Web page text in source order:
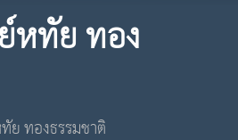
หทัย ทอง
ย ทองธรรมชาติ